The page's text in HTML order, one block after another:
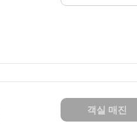
객실 매진